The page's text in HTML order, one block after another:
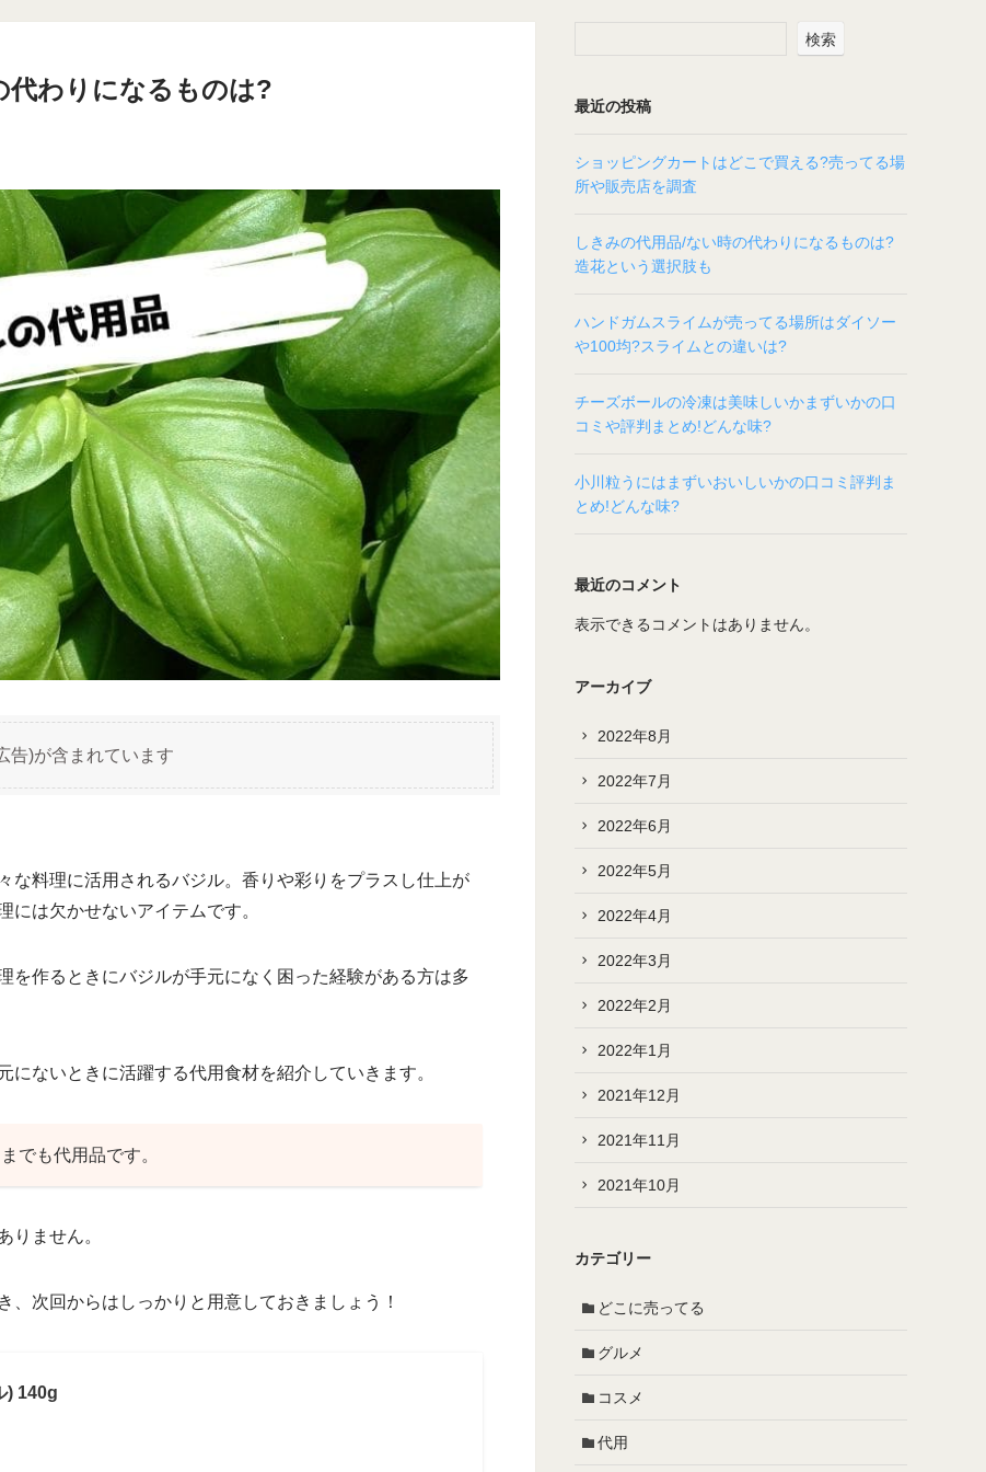
代わりになるものは?
告)が含まれています
な料理に活用されるバジル。香りや彩りをプラスし仕上が
には欠かせないアイテムです。
を作るときにバジルが手元になく困った経験がある方は多
ないときに活躍する代用食材を紹介していきます。
でも代用品です。
りません。
次回からはしっかりと用意しておきましょう！
) 140g
検索
最近の投稿
ショッピングカートはどこで買える?売ってる場
所や販売店を調査
しきみの代用品/ない時の代わりになるものは?
造花という選択肢も
ハンドガムスライムが売ってる場所はダイソー
や100均?スライムとの違いは?
チーズボールの冷凍は美味しいかまずいかの口
コミや評判まとめ!どんな味?
小川粒うにはまずいおいしいかの口コミ評判ま
とめ!どんな味?
最近のコメント
表示できるコメントはありません。
アーカイブ
2022年8月
2022年7月
2022年6月
2022年5月
2022年4月
2022年3月
2022年2月
2022年1月
2021年12月
2021年11月
2021年10月
カテゴリー
どこに売ってる
グルメ
コスメ
代用